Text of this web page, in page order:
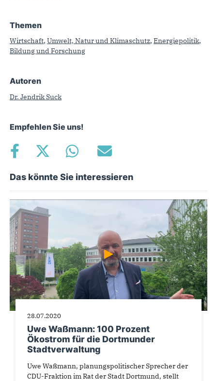
Themen
Wirtschaft, Umwelt, Natur und Klimaschutz, Energiepolitik,
Bildung und Forschung
Autoren
Dr. Jendrik Suck
Empfehlen Sie uns!
Das könnte Sie interessieren
28.07.2020
Uwe Waßmann: 100 Prozent
Ökostrom für die Dortmunder
Stadtverwaltung
Uwe Waßmann, planungspolitischer Sprecher der
CDU-Fraktion im Rat der Stadt Dortmund, stellt